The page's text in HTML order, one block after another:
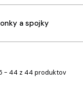
a spojky
- 44 z 44 produktov